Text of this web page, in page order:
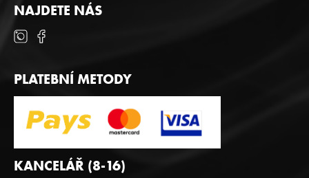
NAJDETE NÁS
PLATEBNÍ METODY
KANCELÁŘ (8-16)